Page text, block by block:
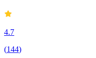
4.7
(144)